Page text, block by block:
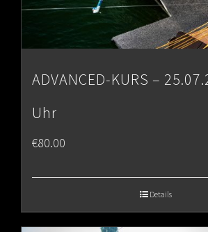
ADVANCED-KURS –
Uhr
€80.00
Details